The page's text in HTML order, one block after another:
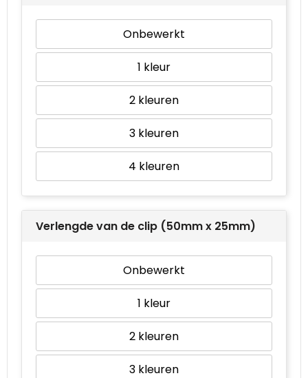
Onbewerkt
1
2
3
4
Verlengde van de clip (50mm x 25mm)
Onbewerkt
1
2
3